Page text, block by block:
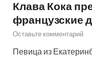
Клава Кока
французские
Оставьте комментарий
Певица из